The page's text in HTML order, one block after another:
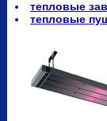
тепловые
тепловые